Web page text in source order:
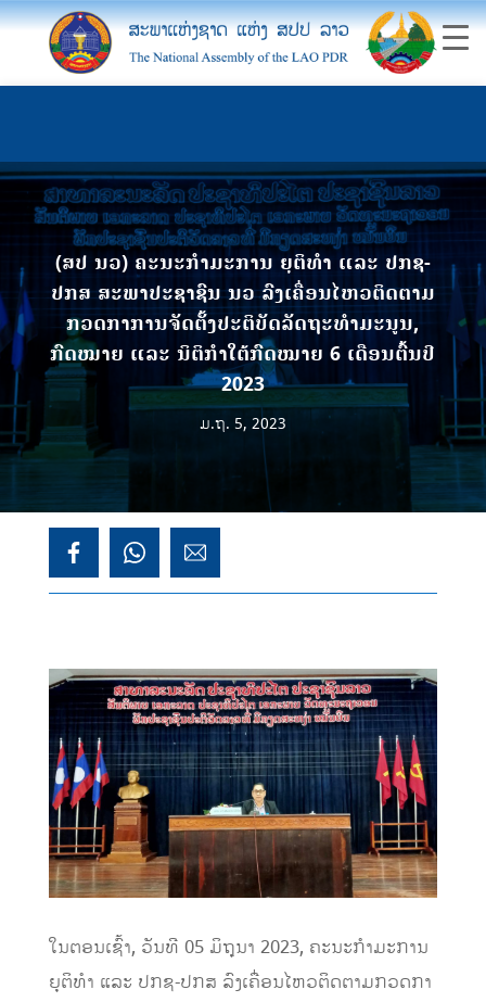
(ສປ ນວ) ຄະນະກຳມະການ ຍຸຕິທຳ ແລະ ປກຊ-
ປກສ ສະພາປະຊາຊົນ ນວ ລົງເຄື່ອນໄຫວຕິດຕາມ
ກວດກາການຈັດຕັ້ງປະຕິບັດລັດຖະທຳມະນູນ,
ກົດໝາຍ ແລະ ນິຕິກຳໃຕ້ກົດໝາຍ 6 ເດືອນຕົ້ນປີ
2023
ມ.ຖ. 5, 2023
ໃນຕອນເຊົ້າ, ວັນທີ 05 ມິຖຸນາ 2023, ຄະນະກຳມະການ
ຍຸຕິທຳ ແລະ ປກຊ-ປກສ ລົງເຄື່ອນໄຫວຕິດຕາມກວດກາ